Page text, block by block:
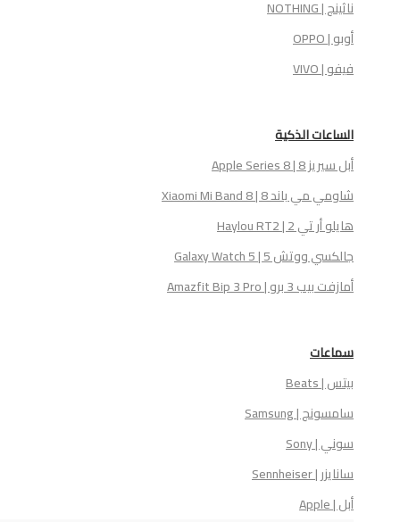
ناثينج | NOTHING
فيفو | VIVO
الساعات الذكية
أبل سيريز 8 | Apple Series 8
شاومي مي باند 8 | Xiaomi Mi Band 8
هايلو أر تي 2 | Haylou RT2
جالكسي ووتش 5 | Galaxy Watch 5
أمازفت بيب 3 برو | Amazfit Bip 3 Pro
سماعات
بيتس | Beats
سامسونج | Samsung
سوني | Sony
سانايزر | Sennheiser